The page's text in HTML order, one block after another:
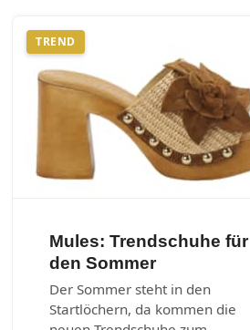
TREND
Mules: Trendschuhe für
den Sommer
Der Sommer steht in den
Startlöchern, da kommen die